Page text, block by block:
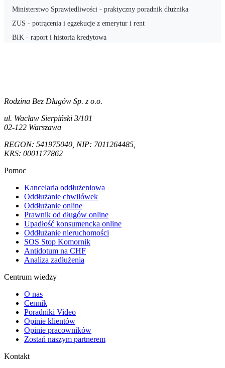
Ministerstwo Sprawiedliwości - praktyczny poradnik dłużnika
ZUS - potrącenia i egzekucje z emerytur i rent
BIK - raport i historia kredytowa
Rodzina Bez Długów Sp. z o.o.
ul. Wacław Sierpiński 3/101
02-122 Warszawa
REGON: 541975040, NIP: 7011264485,
KRS: 0001177862
Pomoc
Kancelaria oddłużeniowa
Oddłużanie chwilówek
Oddłużanie online
Prawnik od długów online
Upadłość konsumencka online
Oddłużanie nieruchomości
SOS Stop Komornik
Antidotum na CHF
Analiza zadłużenia
Centrum wiedzy
O nas
Cennik
Poradniki Video
Opinie klientów
Opinie pracowników
Zostań naszym partnerem
Kontakt